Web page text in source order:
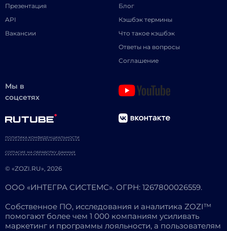
Презентация
API
Вакансии
Блог
Кэшбэк термины
Что такое кэшбэк
Ответы на вопросы
Соглашение
Мы в
соцсетях
© «ZOZI.RU», 2026
ПОЛИТИКА КОНФИДЕНЦИАЛЬНОСТИ
СОГЛАСИЕ НА ОБРАБОТКУ ДАННЫХ
ООО «ИНТЕГРА СИСТЕМС». ОГРН: 1267800026559.
Собственное ПО, исследования и аналитика ZOZI™
помогают более чем 1 000 компаниям усиливать
маркетинг и программы лояльности, а пользователям